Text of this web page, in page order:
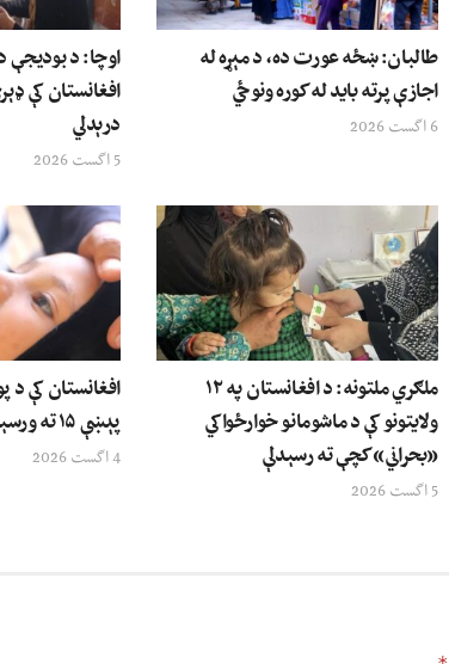
طالبان: ښځه عورت ده، د مېړه له
اجازې پرته باید له کوره ونوځي
6 اگست 2026
اوچا: د بودیجې
افغانستان کې
درېدلي
5 اگست 2026
ملګري ملتونه: د افغانستان په ۱۲
ولایتونو کې د ماشومانو خوارځواکي
«بحراني» کچې ته رسېدلې
5 اگست 2026
افغانستان کې د
پېښې ۱۵ ته ورسېدې
4 اگست 2026